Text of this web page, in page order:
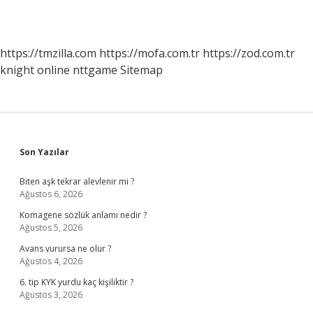
https://tmzilla.com https://mofa.com.tr https://zod.com.tr
knight online nttgame Sitemap
Sidebar
Son Yazılar
Biten aşk tekrar alevlenir mi ?
Ağustos 6, 2026
Komagene sözlük anlamı nedir ?
Ağustos 5, 2026
Avans vurursa ne olur ?
Ağustos 4, 2026
6. tip KYK yurdu kaç kişiliktir ?
Ağustos 3, 2026